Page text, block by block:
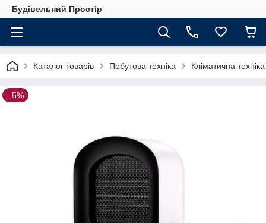
Будівельний Простір
Каталог товарів Побутова техніка Кліматична техніка
–5%